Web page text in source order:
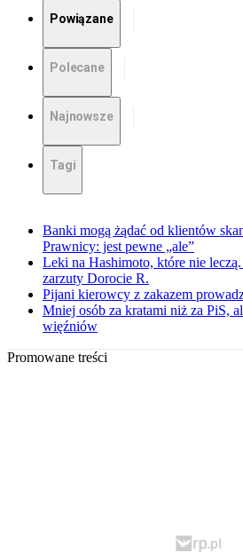
Powiązane
Polecane
Najnowsze
Tagi
Banki mogą żądać od klientów
Prawnicy: jest pewne „ale”
Leki na Hashimoto, które nie
zarzuty Dorocie R.
Pijani kierowcy z zakazem
Mniej osób za kratami niż za PiS,
więźniów
Promowane treści